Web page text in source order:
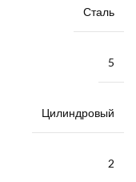
Сталь
5
Цилиндровый
2